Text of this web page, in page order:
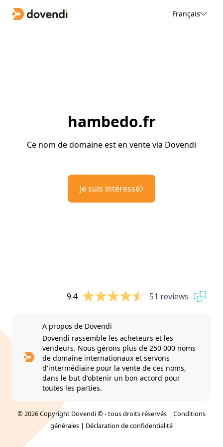
Français
hambedo.fr
Ce nom de domaine est en vente via Dovendi
Je suis intéressé
9.4 51 reviews
A propos de Dovendi
Dovendi rassemble les acheteurs et les
vendeurs. Nous gérons plus de 250 000 noms
de domaine internationaux et servons
d'intermédiaire pour la vente de ces noms,
dans le but d'obtenir un bon accord pour
toutes les parties.
© 2026 Copyright Dovendi © - tous droits réservés | Conditions
générales | Déclaration de confidentialité